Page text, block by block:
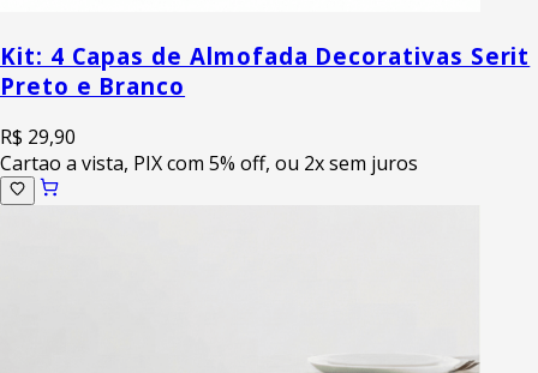
Kit: 4 Capas de Almofada Decorativas Serit
Preto e Branco
R$ 29,90
Cartao a vista, PIX com 5% off, ou 2x sem juros